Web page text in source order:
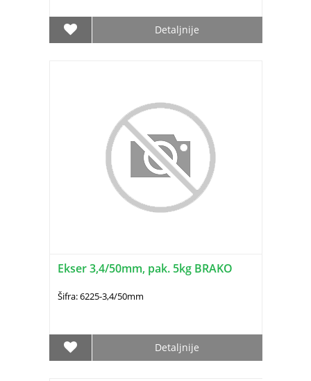
Detaljnije
Ekser 3,4/50mm, pak. 5kg BRAKO
Šifra: 6225-3,4/50mm
Detaljnije